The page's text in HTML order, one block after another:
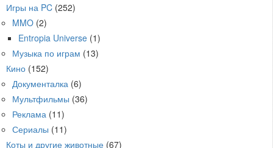
Игры на PC (252)
MMO (2)
Entropia Universe (1)
Музыка по играм (13)
Кино (152)
Документалка (6)
Мультфильмы (36)
Реклама (11)
Сериалы (11)
Коты и другие животные (67)